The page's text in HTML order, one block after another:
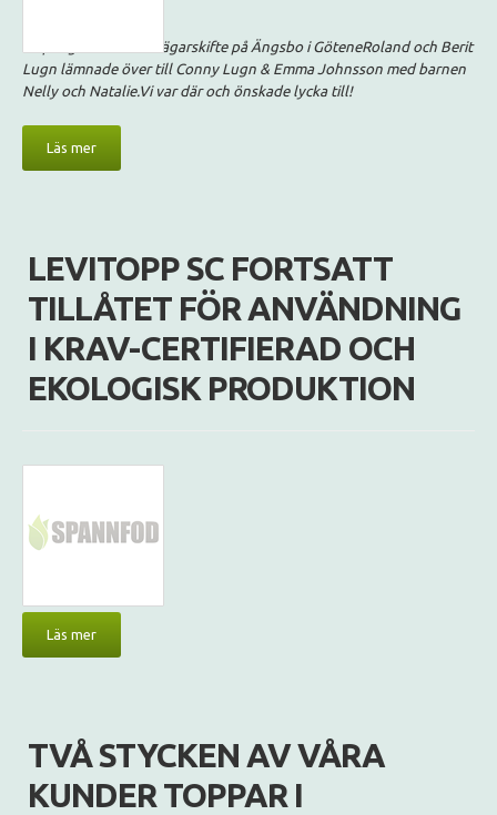
1 april genomfördes ägarskifte på Ängsbo i GöteneRoland och Berit
Lugn lämnade över till Conny Lugn & Emma Johnsson med barnen
Nelly och Natalie.Vi var där och önskade lycka till!
Läs mer
LEVITOPP SC FORTSATT
TILLÅTET FÖR ANVÄNDNING
I KRAV-CERTIFIERAD OCH
EKOLOGISK PRODUKTION
Läs mer
TVÅ STYCKEN AV VÅRA
KUNDER TOPPAR I